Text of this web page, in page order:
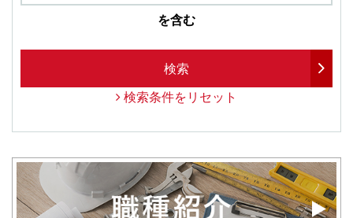
を含む
検索
検索条件をリセット